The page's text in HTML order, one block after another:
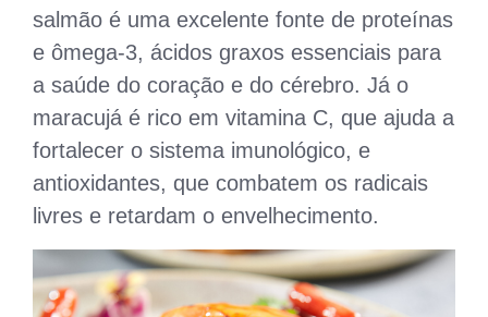
salmão é uma excelente fonte de proteínas
e ômega-3, ácidos graxos essenciais para
a saúde do coração e do cérebro. Já o
maracujá é rico em vitamina C, que ajuda a
fortalecer o sistema imunológico, e
antioxidantes, que combatem os radicais
livres e retardam o envelhecimento.